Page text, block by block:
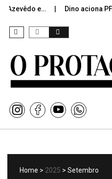
e… Dino aciona PF
Home > 2025 > Setembro